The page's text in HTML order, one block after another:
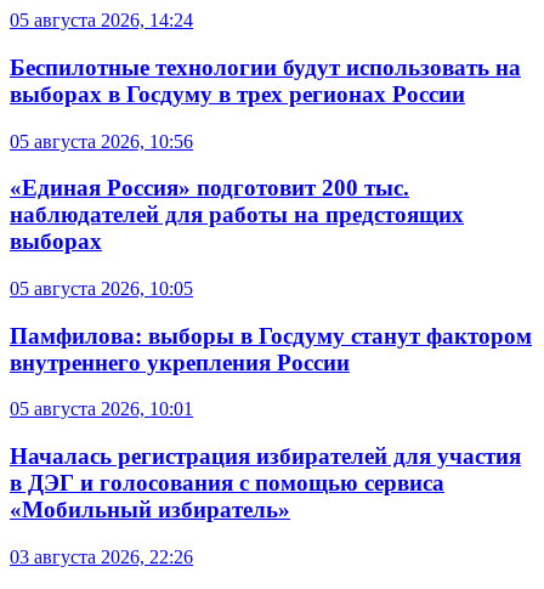
05 августа 2026, 14:24
Беспилотные технологии будут использовать на
выборах в Госдуму в трех регионах России
05 августа 2026, 10:56
«Единая Россия» подготовит 200 тыс.
наблюдателей для работы на предстоящих
выборах
05 августа 2026, 10:05
Памфилова: выборы в Госдуму станут фактором
внутреннего укрепления России
05 августа 2026, 10:01
Началась регистрация избирателей для участия
в ДЭГ и голосования с помощью сервиса
«Мобильный избиратель»
03 августа 2026, 22:26